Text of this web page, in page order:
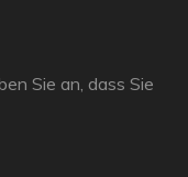
Sie an, dass Sie